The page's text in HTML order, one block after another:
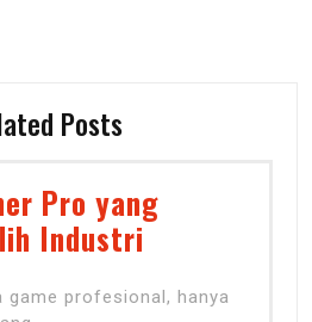
Posts
Pro yang
Industri
game profesional, hanya